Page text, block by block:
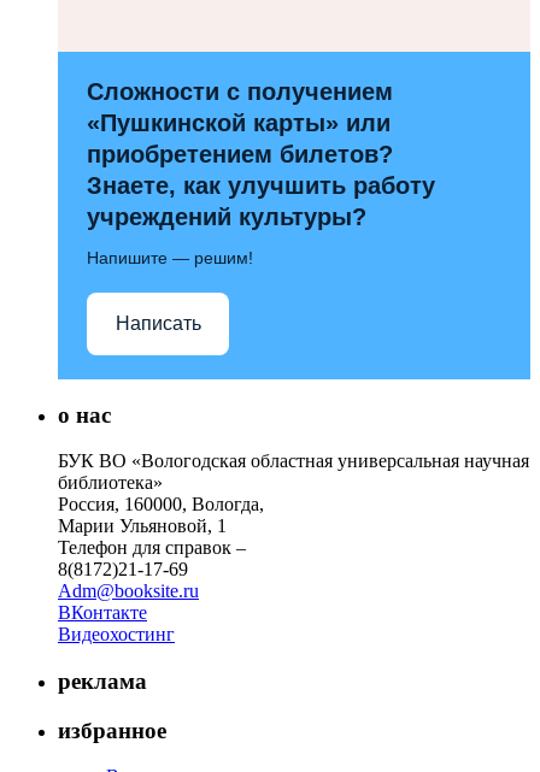
Сложности с получением
«Пушкинской карты» или
приобретением билетов?
Знаете, как улучшить работу
учреждений культуры?
Напишите — решим!
Написать
о нас
БУК ВО «Вологодская областная универсальная научная
библиотека»
Россия, 160000, Вологда,
Марии Ульяновой, 1
Телефон для справок –
8(8172)21-17-69
Adm@booksite.ru
ВКонтакте
Видеохостинг
реклама
избранное